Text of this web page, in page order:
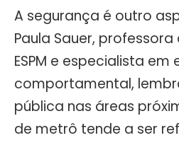
A segurança é outro
Paula Sauer,
ESPM e especialista em
comportamental,
pública nas áreas
de metrô tende a ser